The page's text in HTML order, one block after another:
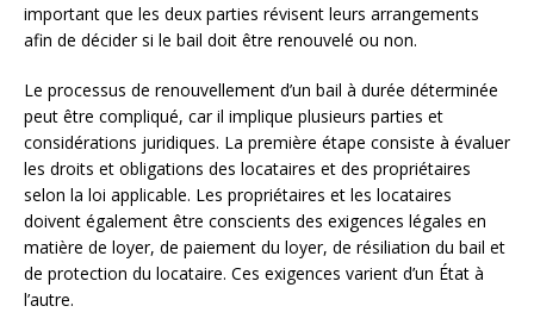
important que les deux parties révisent leurs arrangements
afin de décider si le bail doit être renouvelé ou non.
Le processus de renouvellement d’un bail à durée déterminée
peut être compliqué, car il implique plusieurs parties et
considérations juridiques. La première étape consiste à évaluer
les droits et obligations des locataires et des propriétaires
selon la loi applicable. Les propriétaires et les locataires
doivent également être conscients des exigences légales en
matière de loyer, de paiement du loyer, de résiliation du bail et
de protection du locataire. Ces exigences varient d’un État à
l’autre.